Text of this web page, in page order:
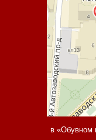
в «Обувном